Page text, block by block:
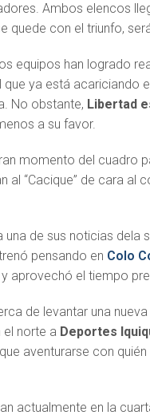
Ambos elencos
quede con el triunfo,
equipos han logrado
ya está acariciando
No obstante, Libertad
a su favor.
momento del cuadro
al “Cacique” de cara
una de sus noticias dela
pensando en Colo
aprovechó el tiempo
de levantar una
el norte a Deportes
aventurarse con
actualmente en la